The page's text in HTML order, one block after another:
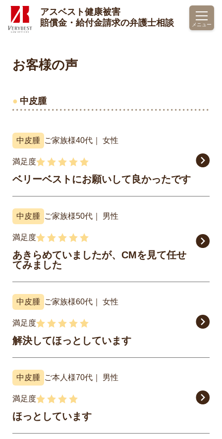
アスベスト健康被害
賠償金・給付金請求の弁護士相談
メニュー
トップページ お客様の声 中皮腫
お客様の声
中皮腫
中皮腫 ご家族様40代 女性
満足度
ベリーベストにお願いして良かったです
中皮腫 ご家族様50代 男性
満足度
あきらめていましたが、CMを見て任せ
てみました
中皮腫 ご家族様60代 女性
満足度
解決してほっとしています
中皮腫 ご本人様70代 男性
満足度
ほっとしています